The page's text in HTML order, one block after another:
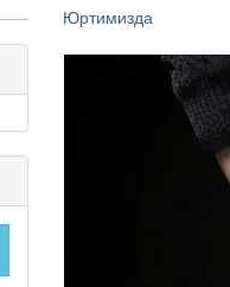
Юртимизда